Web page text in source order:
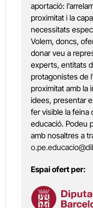
aportació:
proximitat i la
necessitats
Volem, doncs,
donar veu a
experts, entitats
protagonistes de
proximitat amb la
idees, presentar
fer visible la feina
educació. Podeu
amb nosaltres a
Espai ofert per: